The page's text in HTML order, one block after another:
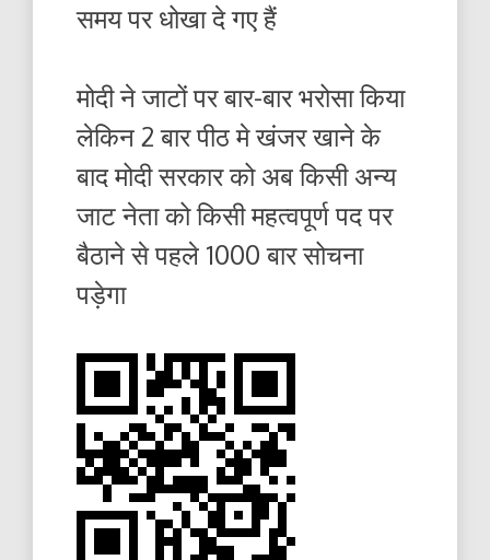
समय पर धोखा दे गए हैं
मोदी ने जाटों पर बार-बार भरोसा किया
लेकिन 2 बार पीठ मे खंजर खाने के
बाद मोदी सरकार को अब किसी अन्य
जाट नेता को किसी महत्वपूर्ण पद पर
बैठाने से पहले 1000 बार सोचना
पड़ेगा